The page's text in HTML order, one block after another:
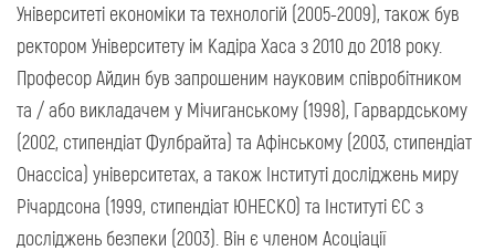
Університеті економіки та технологій (2005-2009), також був
ректором Університету ім Кадіра Хаса з 2010 до 2018 року.
Професор Айдин був запрошеним науковим співробітником
та / або викладачем у Мічиганському (1998), Гарвардському
(2002, стипендіат Фулбрайта) та Афінському (2003, стипендіат
Онассіса) університетах, а також Інституті досліджень миру
Річардсона (1999, стипендіат ЮНЕСКО) та Інституті ЄС з
досліджень безпеки (2003). Він є членом Асоціації